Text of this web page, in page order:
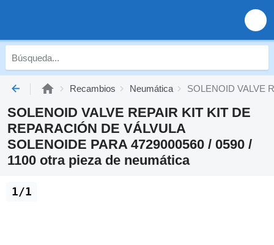
Recambios Neumática SOLENOID VALVE
SOLENOID VALVE REPAIR KIT KIT DE
REPARACIÓN DE VÁLVULA
SOLENOIDE PARA 4729000560 / 0590 /
1100 otra pieza de neumática
1/1